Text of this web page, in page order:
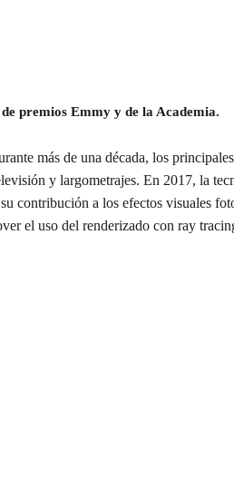
premios Emmy y de la Academia.
más de una década, los
y largometrajes. En 2017, la
contribución a los efectos visuales
el uso del renderizado con ray